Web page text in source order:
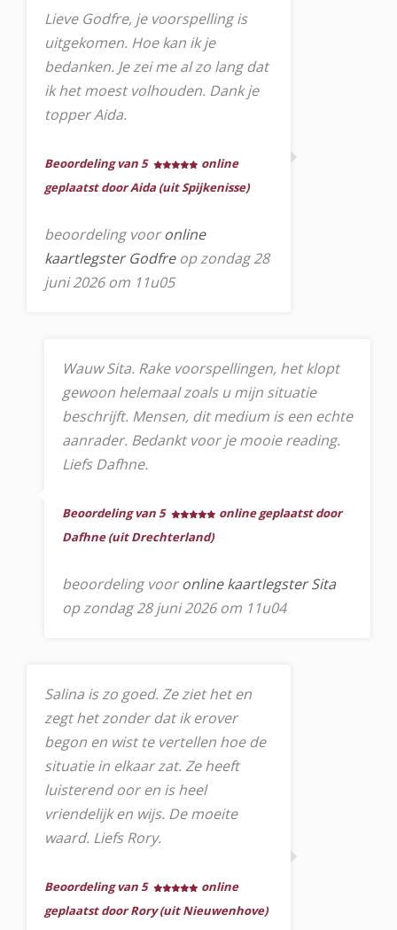
Lieve Godfre, je voorspelling is
uitgekomen. Hoe kan ik je
bedanken. Je zei me al zo lang dat
ik het moest volhouden. Dank je
topper Aida.
Beoordeling van 5
online
geplaatst door Aida (uit Spijkenisse)
beoordeling vooronline
kaartlegster Godfreop zondag 28
juni 2026 om 11u05
Wauw Sita. Rake voorspellingen, het klopt
gewoon helemaal zoals u mijn situatie
beschrijft. Mensen, dit medium is een echte
aanrader. Bedankt voor je mooie reading.
Liefs Dafhne.
Beoordeling van 5
online geplaatst door
Dafhne (uit Drechterland)
beoordeling vooronline kaartlegster Sita
op zondag 28 juni 2026 om 11u04
Salina is zo goed. Ze ziet het en
zegt het zonder dat ik erover
begon en wist te vertellen hoe de
situatie in elkaar zat. Ze heeft
luisterend oor en is heel
vriendelijk en wijs. De moeite
waard. Liefs Rory.
Beoordeling van 5
online
geplaatst door Rory (uit Nieuwenhove)